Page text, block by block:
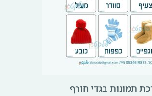
תמונות בגדי חורף